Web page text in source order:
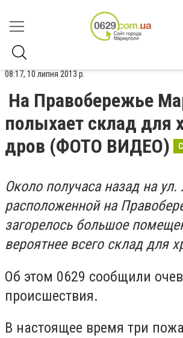
08:17, 10 липня 2013 р.
На Правобережье
полыхает склад для
дров (ФОТО ВИДЕО)
Около получаса назад на ул.
расположенной на
загорелось большое
вероятнее всего склад для
Об этом 0629 сообщили
происшествия.
В настоящее время три